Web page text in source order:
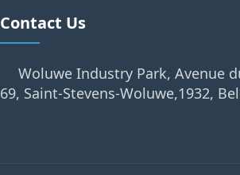
Contact Us
Woluwe Industry Park, Avenue
69, Saint-Stevens-Woluwe,1932,